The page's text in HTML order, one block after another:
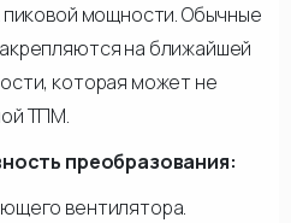
мощности. Обычные
на ближайшей
которая может не
ТПМ.
преобразования:
вентилятора.